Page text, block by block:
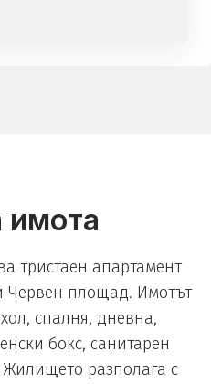
имота
тристаен апартамент
площад. Имотът
спалня, дневна,
бокс, санитарен
разполага с